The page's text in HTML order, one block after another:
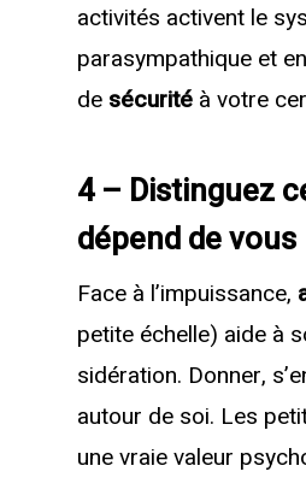
activités activent le
parasympathique et
de sécurité à votre
4 – Distinguez
dépend de vous
Face à l’impuissance,
petite échelle) aide à
sidération. Donner,
autour de soi. Les
une vraie valeur